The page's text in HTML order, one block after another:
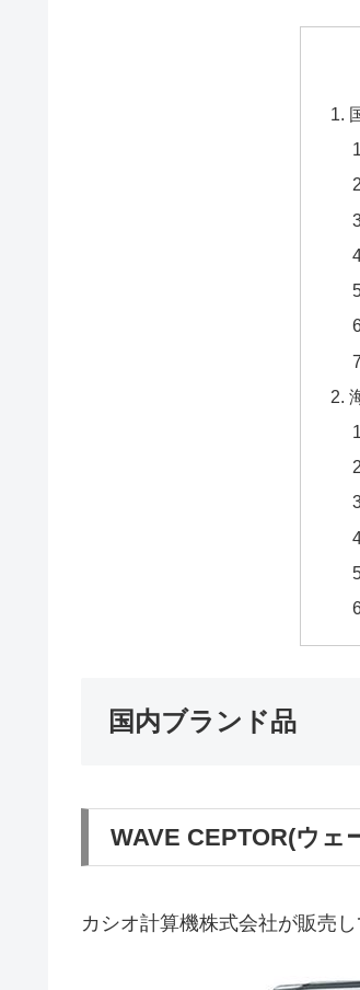
国内ブランド品
WAVE CEPTOR(ウェ
カシオ計算機株式会社が販売し